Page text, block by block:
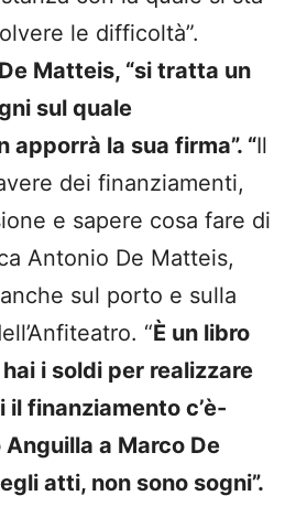
le difficoltà”.
Matteis, “si tratta un
sul quale
apporrà la sua firma”. “Il
dei finanziamenti,
e sapere cosa fare di
Antonio De Matteis,
sul porto e sulla
“È un libro
i soldi per realizzare
il finanziamento c’è-
a Marco De
atti, non sono sogni”.